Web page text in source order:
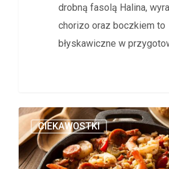
drobną fasolą Halina,
chorizo oraz boczkiem to
błyskawiczne w
CIEKAWOSTKI